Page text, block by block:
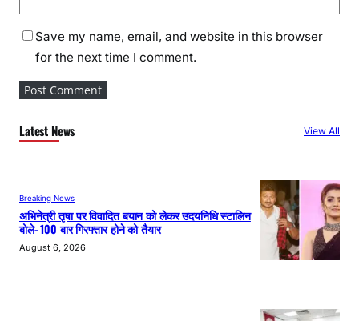
Save my name, email, and website in this browser
for the next time I comment.
Latest News View All
Breaking News
अभिनेत्री तृषा पर विवादित बयान को लेकर उदयनिधि स्टालिन
बोले- 100 बार गिरफ्तार होने को तैयार
August 6, 2026